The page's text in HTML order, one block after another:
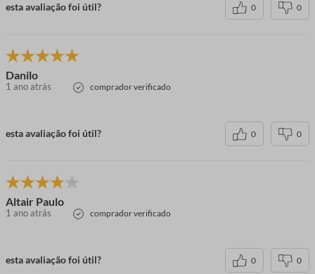
esta avaliação foi útil? 0 0
Danilo
1 ano atrás comprador verificado
esta avaliação foi útil? 0 0
Altair Paulo
1 ano atrás comprador verificado
esta avaliação foi útil? 0 0